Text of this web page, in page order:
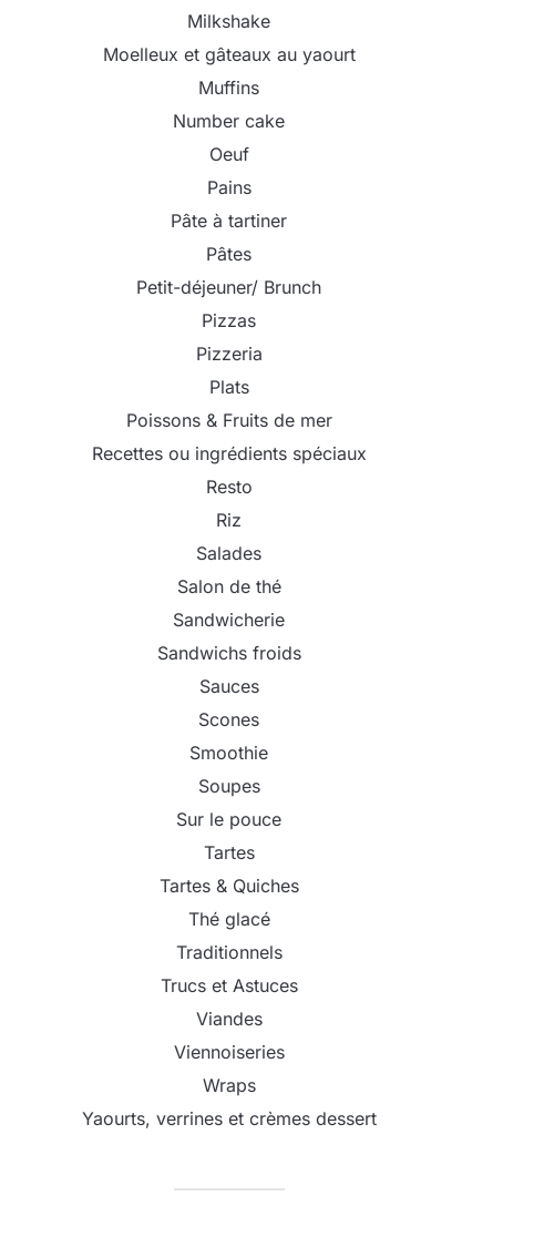
Milkshake
Moelleux et gâteaux au yaourt
Muffins
Number cake
Oeuf
Pains
Pâte à tartiner
Pâtes
Petit-déjeuner/ Brunch
Pizzas
Pizzeria
Plats
Poissons & Fruits de mer
Recettes ou ingrédients spéciaux
Resto
Riz
Salades
Salon de thé
Sandwicherie
Sandwichs froids
Sauces
Scones
Smoothie
Soupes
Sur le pouce
Tartes
Tartes & Quiches
Thé glacé
Traditionnels
Trucs et Astuces
Viandes
Viennoiseries
Wraps
Yaourts, verrines et crèmes dessert